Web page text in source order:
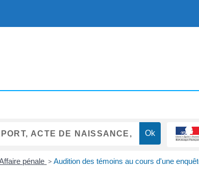
pénale > Audition des témoins au cours d'une